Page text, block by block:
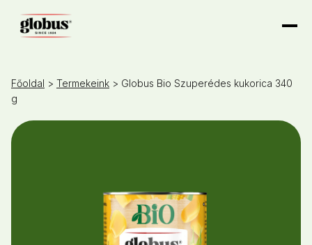
Főoldal > Termekeink > Globus Bio Szuperédes kukorica 340
g